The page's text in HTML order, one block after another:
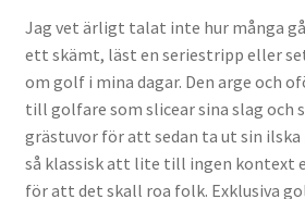
Sundbyholm –En vacker oas i
Jag vet ärligt talat inte hur många
ett skämt, läst en seriestripp eller
om golf i mina dagar. Den arge och
till golfare som slicear sina slag och
grästuvor för att sedan ta ut sin
så klassisk att lite till ingen kontext
för att det skall roa folk. Exklusiva